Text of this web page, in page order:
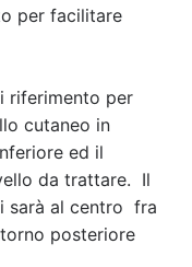
per facilitare
riferimento per
cutaneo in
ed il
da trattare. Il
sarà al centro fra
posteriore